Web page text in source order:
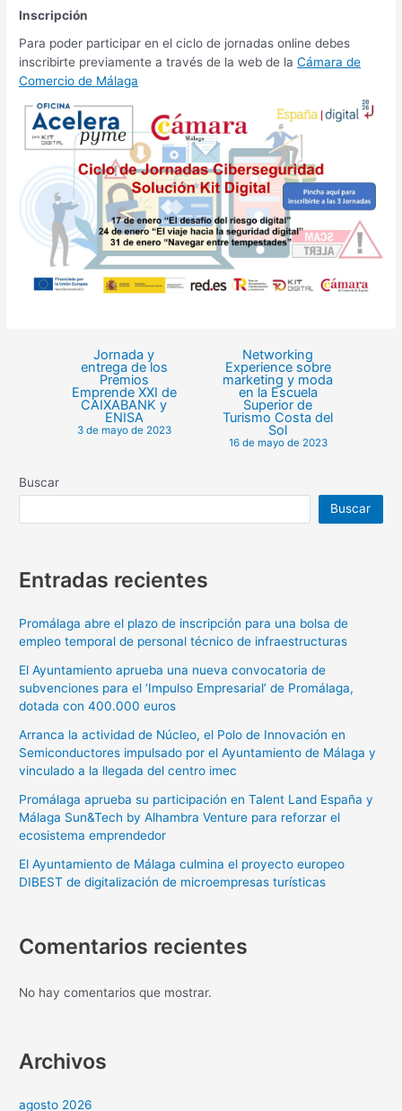
Inscripción
Para poder participar en el ciclo de jornadas online debes
inscribirte previamente a través de la web de laCámara de
Comercio de Málaga
Jornada y
entrega de los
Premios
Emprende XXI de
CAIXABANK y
ENISA
3 de mayo de 2023
Networking
Experience sobre
marketing y moda
en la Escuela
Superior de
Turismo Costa del
Sol
16 de mayo de 2023
Buscar
Buscar
Entradas recientes
Promálaga abre el plazo de inscripción para una bolsa de
empleo temporal de personal técnico de infraestructuras
El Ayuntamiento aprueba una nueva convocatoria de
subvenciones para el ‘Impulso Empresarial’ de Promálaga,
dotada con 400.000 euros
Arranca la actividad de Núcleo, el Polo de Innovación en
Semiconductores impulsado por el Ayuntamiento de Málaga y
vinculado a la llegada del centro imec
Promálaga aprueba su participación en Talent Land España y
Málaga Sun&Tech by Alhambra Venture para reforzar el
ecosistema emprendedor
El Ayuntamiento de Málaga culmina el proyecto europeo
DIBEST de digitalización de microempresas turísticas
Comentarios recientes
No hay comentarios que mostrar.
Archivos
agosto 2026